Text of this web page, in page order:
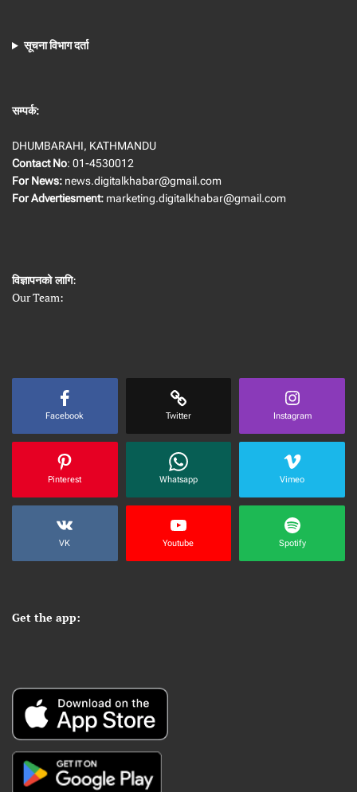
सूचना विभाग दर्ता
सम्पर्क:
DHUMBARAHI, KATHMANDU
Contact No: 01-4530012
For News: news.digitalkhabar@gmail.com
For Advertiesment: marketing.digitalkhabar@gmail.com
विज्ञापनको लागि:
Our Team:
Facebook Twitter Instagram
Pinterest Whatsapp Vimeo
VK Youtube Spotify
Get the app: